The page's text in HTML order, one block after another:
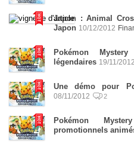
Japon : Animal
Japon 10/12/2012
Pokémon
légendaires 19/11/2012
Une démo pour
08/11/2012 2
Pokémon
promotionnels